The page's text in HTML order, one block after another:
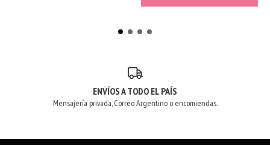
ENVÍOS A TODO EL PAÍS
Mensajería privada, Correo Argentino o encomiendas.